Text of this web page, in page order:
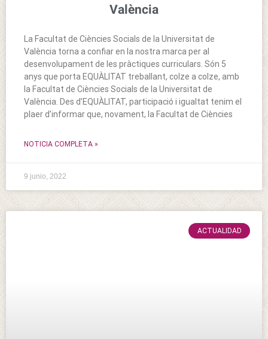
València
La Facultat de Ciències Socials de la Universitat de
València torna a confiar en la nostra marca per al
desenvolupament de les pràctiques curriculars. Són 5
anys que porta EQUÀLITAT treballant, colze a colze, amb
la Facultat de Ciències Socials de la Universitat de
València. Des d’EQUÀLITAT, participació i igualtat tenim el
plaer d’informar que, novament, la Facultat de Ciències
NOTICIA COMPLETA »
9 junio, 2022
ACTUALIDAD